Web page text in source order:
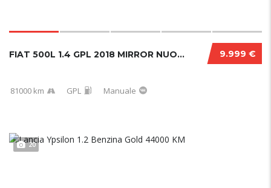
9.999 €
FIAT 500L 1.4 GPL 2018 MIRROR NUOVA
81000 km GPL Manuale
20